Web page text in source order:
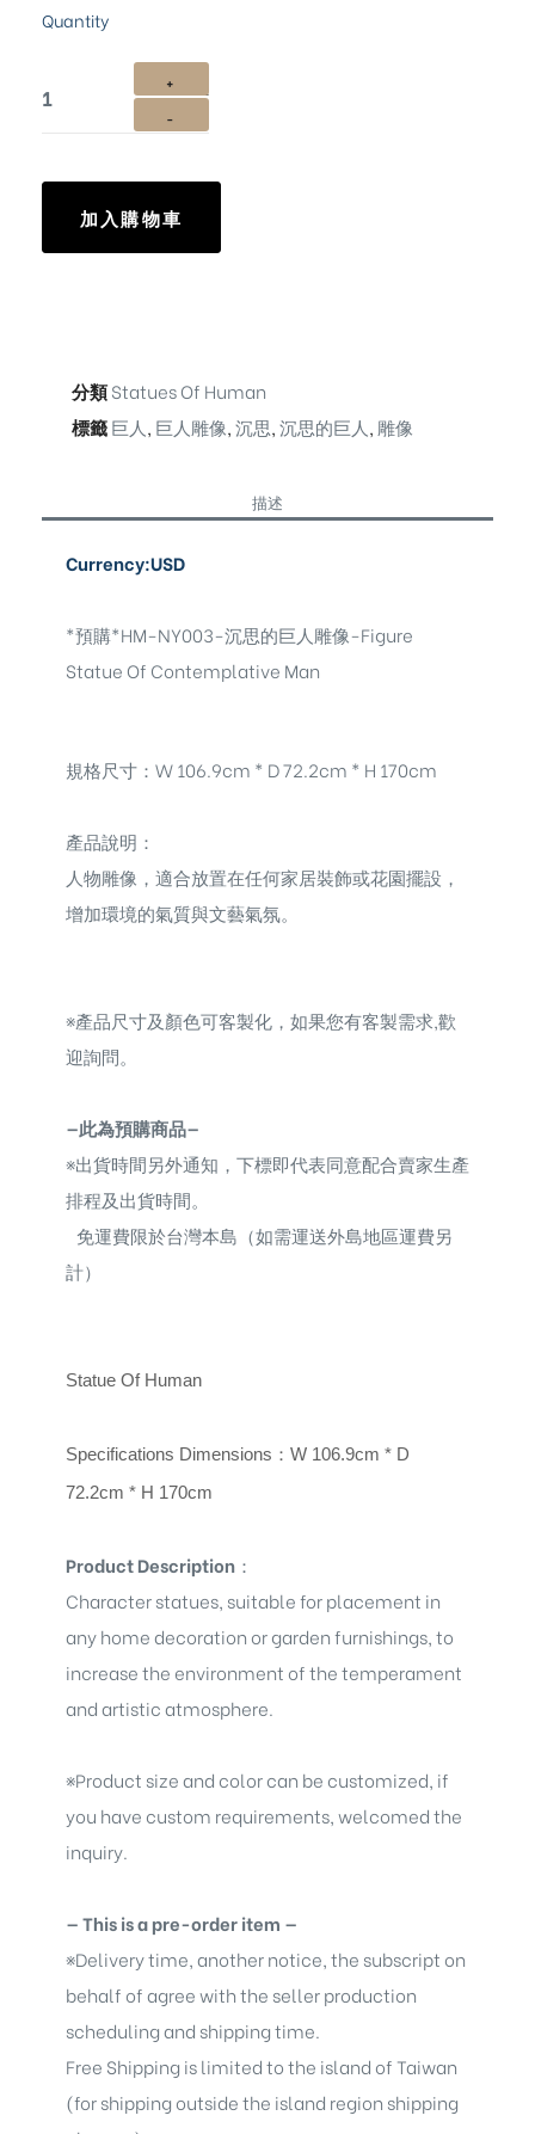
Quantity
加入購物車
分類Statues Of Human
標籤巨人, 巨人雕像,沉思,沉思的巨人, 雕像
描述
Currency:USD
*預購*HM-NY003-沉思的巨人雕像-Figure
Statue Of Contemplative Man
規格尺寸：W 106.9cm * D 72.2cm * H 170cm
產品說明：
人物雕像， 適合放置在任何家居裝飾或花園擺設，
增加環境的氣質與文藝氣氛。
※產品尺寸及顏色可客製化，如果您有客製需求,歡
迎詢問。
—此為預購商品—
※出貨時間另外通知，下標即代表同意配合賣家生產
排程及出貨時間。
免運費限於台灣本島（如需運送外島地區運費另
計）
Statue Of Human
Specifications Dimensions ： W 106.9cm * D
72.2cm * H 170cm
Product Description ：
Character statues, suitable for placement in
any home decoration or garden furnishings, to
increase the environment of the temperament
and artistic atmosphere.
※Product size and color can be customized, if
you have custom requirements, welcomed the
inquiry.
— This is a pre-order item —
※Delivery time, another notice, the subscript on
behalf of agree with the seller production
scheduling and shipping time.
Free Shipping is limited to the island of Taiwan
(for shipping outside the island region shipping